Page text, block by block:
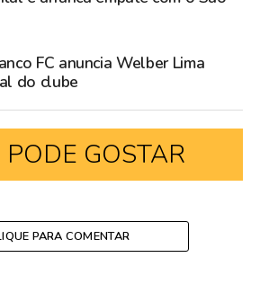
FC anuncia Welber Lima
do clube
GOSTAR
PARA COMENTAR